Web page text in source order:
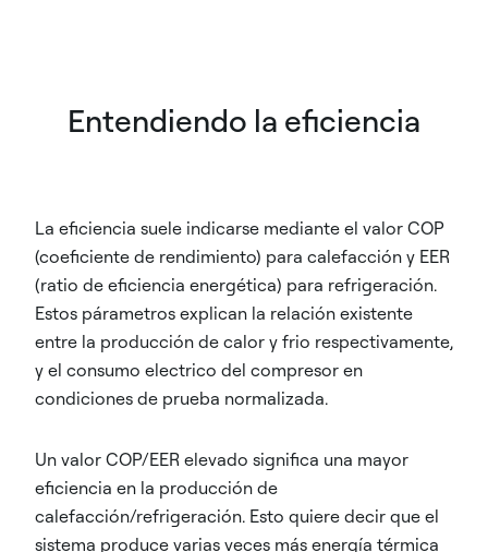
Entendiendo la eficiencia
La eficiencia suele indicarse mediante el valor COP
(coeficiente de rendimiento) para calefacción y EER
(ratio de eficiencia energética) para refrigeración.
Estos párametros explican la relación existente
entre la producción de calor y frio respectivamente,
y el consumo electrico del compresor en
condiciones de prueba normalizada.
Un valor COP/EER elevado significa una mayor
eficiencia en la producción de
calefacción/refrigeración. Esto quiere decir que el
sistema produce varias veces más energía térmica